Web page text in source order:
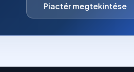
Piactér megtekintése